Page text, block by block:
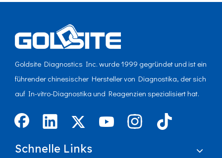
Goldsite Diagnostics Inc. wurde 1999 gegründet und ist ein
führender chinesischer Hersteller von Diagnostika, der sich
auf In-vitro-Diagnostika und Reagenzien spezialisiert hat.
Schnelle Links